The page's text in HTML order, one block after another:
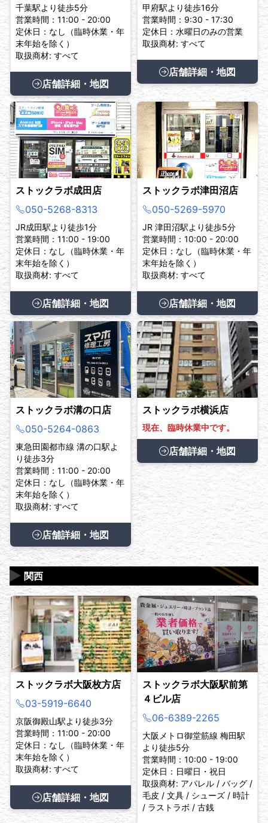
千葉駅より徒歩5分
営業時間：11:00 - 20:00
定休日：なし（臨時休業・年
末年始を除く）
取扱商材: すべて
店舗詳細・地図
甲府駅より徒歩16分
営業時間：9:30 - 17:30
定休日：水曜日のみの営業
取扱商材: すべて
店舗詳細・地図
ストックラボ成田店
050-5268-8313
JR成田駅より徒歩1分
営業時間：11:00 - 19:00
定休日：なし（臨時休業・年
末年始を除く）
取扱商材: すべて
店舗詳細・地図
ストックラボ津田沼店
050-5269-5970
JR 津田沼駅より徒歩5分
営業時間：10:00 - 20:00
定休日：なし（臨時休業・年
末年始を除く）
取扱商材: すべて
店舗詳細・地図
ストックラボ溝の口店
050-5264-0863
東急田園都市線 溝の口駅よ
り徒歩3分
営業時間：11:00 - 20:00
定休日：なし（臨時休業・年
末年始を除く）
取扱商材: すべて
店舗詳細・地図
ストックラボ横浜店
現在、臨時休業中です。
店舗詳細・地図
関西
▶
ストックラボ大阪枚方店
03-5919-6640
京阪御殿山駅より徒歩3分
営業時間：11:00 - 20:00
定休日：なし（臨時休業・年
末年始を除く）
取扱商材: すべて
店舗詳細・地図
ストックラボ大阪駅前第
４ビル店
06-6389-2265
大阪メトロ御堂筋線 梅田駅
より徒歩5分
営業時間：10:00 - 19:00
定休日：日曜日・祝日
取扱商材: アパレル / バッグ /
毛皮 / 文具 / シューズ / 時計
/ ラストラボ / 古銭